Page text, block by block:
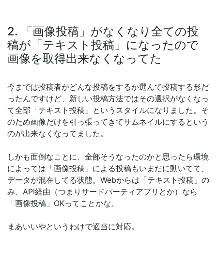
2. 「画像投稿」がなくなり全ての投
稿が「テキスト投稿」になったので
画像を取得出来なくなってた
今までは投稿者がどんな投稿をするか選んで投稿する形だ
ったんですけど、新しい投稿方法ではその選択がなくなっ
て全部「テキスト投稿」というスタイルになりました。そ
のため画像だけを引っ張ってきてサムネイルにするという
のが出来なくなってました。
しかも面倒なことに、全部そうなったのかと思ったら環境
によっては「画像投稿」による投稿もいまだに動いてて、
データが混在してる状態。Webからは「テキスト投稿」の
み、API経由（つまりサードパーティアプリとか）なら
「画像投稿」OKってことかな。
まあいいやというわけで適当に対応。